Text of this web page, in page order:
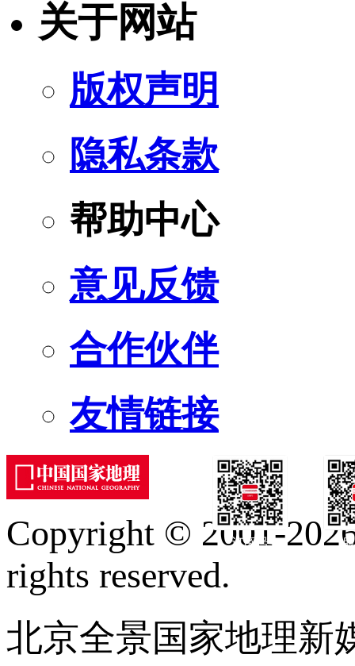
关于网站
版权声明
隐私条款
帮助中心
意见反馈
合作伙伴
友情链接
订阅号
Copyright © 2001-
rights reserved.
北京全景国家地理新